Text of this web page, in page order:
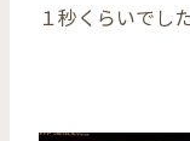
１秒くらいでし